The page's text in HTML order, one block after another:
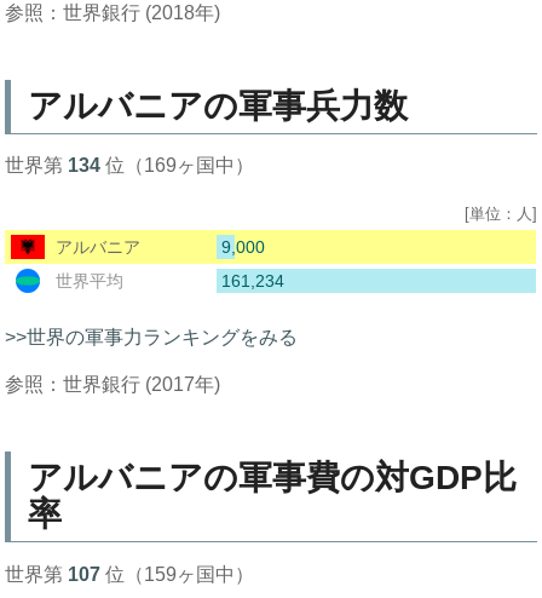
参照：世界銀行 (2018年)
アルバニアの軍事兵力数
世界第 134 位（169ヶ国中）
[単位：人]
アルバニア
9,000
世界平均
161,234
>>世界の軍事力ランキングをみる
参照：世界銀行 (2017年)
アルバニアの軍事費の対GDP比
率
世界第 107 位（159ヶ国中）